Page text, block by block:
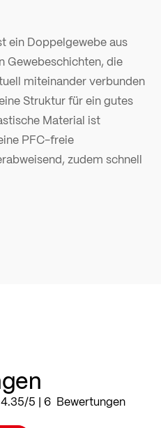
ein Doppelgewebe aus
Gewebeschichten, die
miteinander verbunden
Struktur für ein gutes
Material ist
PFC-freie
zudem schnell
87
% of100
4.35/5 | 6 Bewertungen